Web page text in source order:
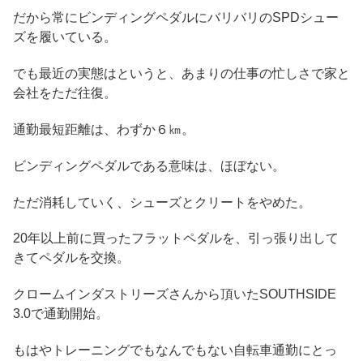
だから常にビンディングペダルにバリバリのSPDシュー
ズを履いている。
でも最近の実態はというと、あまりの仕事の忙しさで家と
会社をただ往復。
通勤最短距離は、わずか６㎞。
ビンディングペダルである意味は、ほぼない。
ただ消耗していく、シューズとクリートをやめた。
20年以上前に買ったフラットペダルを、引っ張り出して
きてペダルを交換。
クロームインダストリーズさんから頂いたSOUTHSIDE
3.0で通勤開始。
もはやトレーニングでもなんでもない自転車通勤にとっ